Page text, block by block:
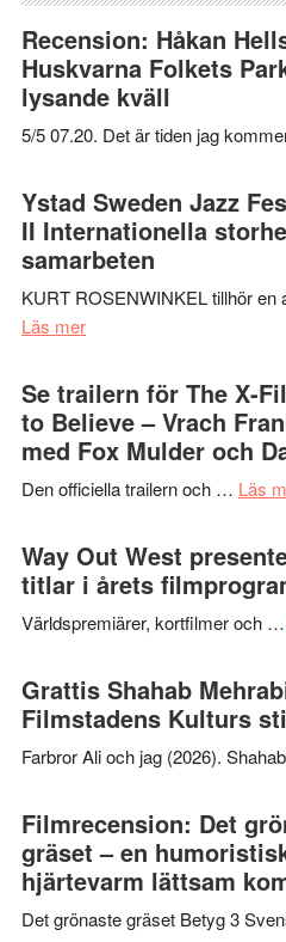
Recension: Håkan
Huskvarna Folkets
lysande kväll
5/5 07.20. Det är tiden jag
Ystad Sweden Jazz
II Internationella
samarbeten
KURT ROSENWINKEL tillhör
Läs merom
Sweden
Jazz
Festival
2026
–
Internationella
storheter
och
samarbeten
Se trailern för The X-
to Believe – Vrach
med Fox Mulder och
Den officiella trailern och … Läs
Way Out West
titlar i årets
Världspremiärer, kortfilmer och …
Grattis Shahab
Filmstadens Kulturs
Farbror Ali och jag (2026).
Filmrecension: Det
gräset – en
hjärtevarm lättsam
Det grönaste gräset Betyg 3